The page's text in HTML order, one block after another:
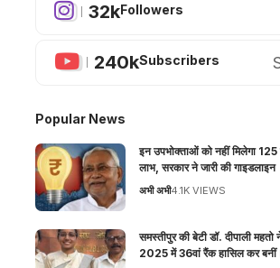
32kFollowers
240kSubscribers
Popular News
इन उपभोक्ताओं को नहीं मिलेगा 125
लाभ, सरकार ने जारी की गाइडलाइन
अभी अभी4.1K VIEWS
समस्तीपुर की बेटी डॉ. दीपाली
2025 में 36वां रैंक हासिल कर